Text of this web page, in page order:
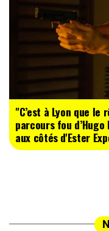
"C’est à Lyon que
parcours fou
aux côtés d'Ester